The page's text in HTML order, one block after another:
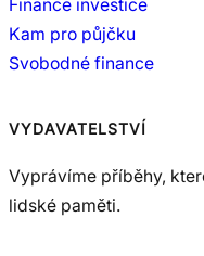
Finance investice
Kam pro půjčku
Svobodné finance
VYDAVATELSTVÍ
Vyprávíme příběhy,
lidské paměti.